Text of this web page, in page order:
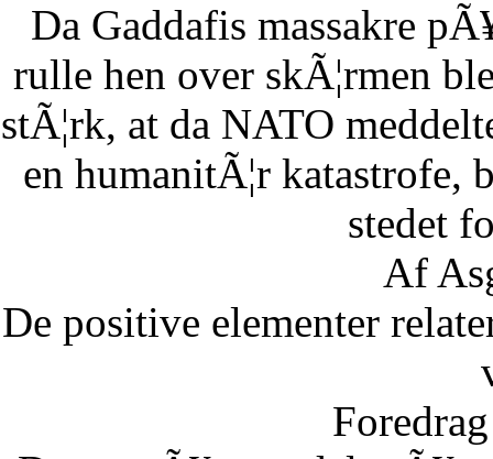
Da Gaddafis massakre
rulle hen over skÃ¦rmen
stÃ¦rk, at da NATO
en humanitÃ¦r katastrofe,
stedet
Af
De positive elementer